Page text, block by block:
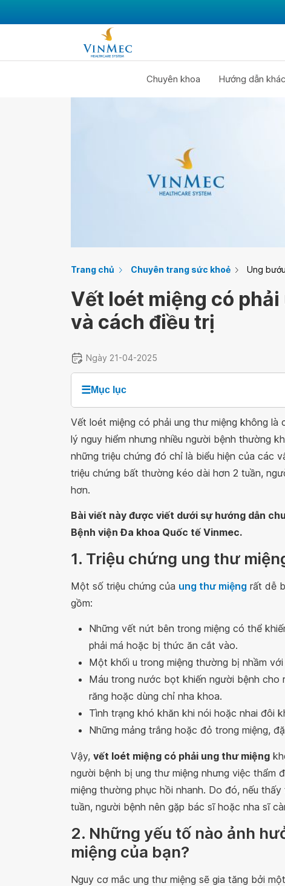
Chuyên khoa Hướng dẫn
Trang chủ Chuyên trang sức khoẻ Ung bướu
Vết loét miệng có
và cách điều trị
Ngày 21-04-2025
☰Mục lục
Vết loét miệng có phải ung thư miệng không
lý nguy hiểm nhưng nhiều người bệnh thường
những triệu chứng đó chỉ là biểu hiện của các
triệu chứng bất thường kéo dài hơn 2 tuần,
hơn.
Bài viết này được viết dưới sự hướng dẫn
Bệnh viện Đa khoa Quốc tế Vinmec.
1. Triệu chứng ung thư
Một số triệu chứng của ung thư miệng rất dễ
gồm:
Những vết nứt bên trong miệng có thể
phải má hoặc bị thức ăn cắt vào.
Một khối u trong miệng thường bị nhầm
Máu trong nước bọt khiến người bệnh cho
răng hoặc dùng chỉ nha khoa.
Tình trạng khó khăn khi nói hoặc nhai đôi
Những mảng trắng hoặc đỏ trong miệng,
Vậy, vết loét miệng có phải ung thư miệng
người bệnh bị ung thư miệng nhưng việc thẩm
miệng thường phục hồi nhanh. Do đó, nếu
tuần, người bệnh nên gặp bác sĩ hoặc nha sĩ
2. Những yếu tố nào ảnh
miệng của bạn?
Nguy cơ mắc ung thư miệng sẽ gia tăng bởi